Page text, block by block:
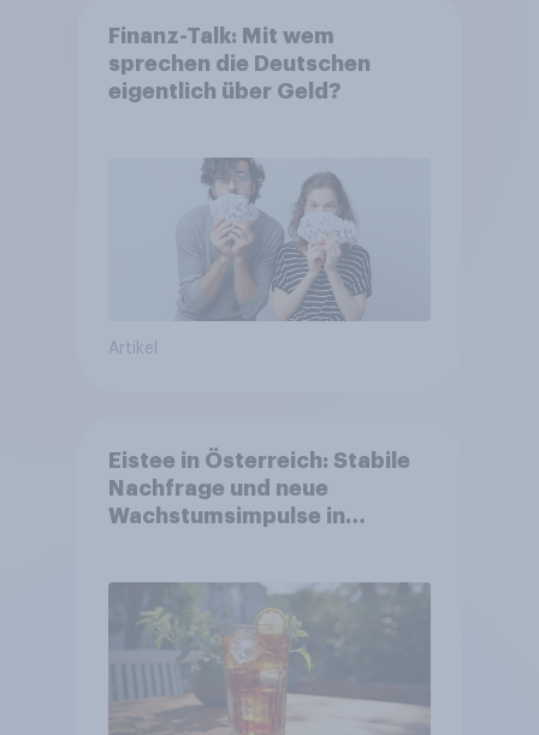
Finanz-Talk: Mit wem
sprechen die Deutschen
eigentlich über Geld?
Artikel
Eistee in Österreich: Stabile
Nachfrage und neue
Wachstumsimpulse in